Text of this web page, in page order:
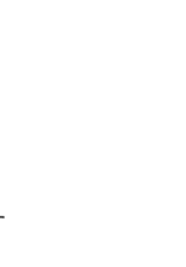
致ｗｗｗ
殖入りへ